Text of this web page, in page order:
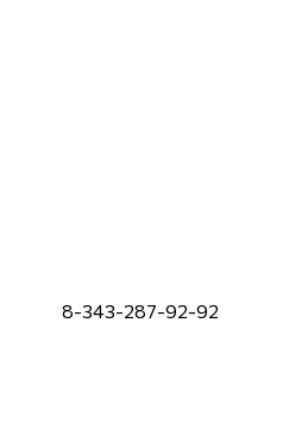
8-343-287-92-92